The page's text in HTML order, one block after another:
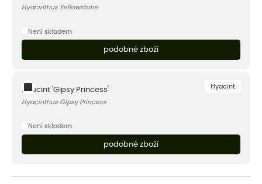
Hyacinthus Yellowstone
Není skladem
podobné zboží
Hyacint
Hyacint 'Gipsy Princess'
Hyacinthus Gipsy Princess
Není skladem
podobné zboží